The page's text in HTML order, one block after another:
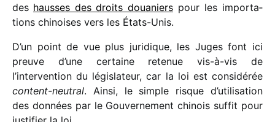
des hausses des droits doua­niers pour les impor­ta­
tions chinoises vers les États-Unis.
D’un point de vue plus juri­dique, les Juges font ici
preuve d’une certaine rete­nue vis-à-vis de
l’intervention du légis­la­teur, car la loi est consi­dé­rée
content-neutral. Ainsi, le simple risque d’utilisation
des données par le Gouvernement chinois suffit pour